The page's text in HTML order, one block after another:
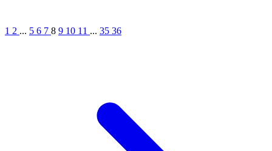
1 2 ... 5 6 7 8 9 10 11 ... 35 36